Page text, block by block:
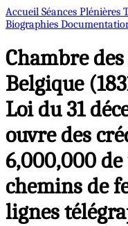
Accueil Séances Plénières
Biographies
Chambre
Belgique
Loi du 31
ouvre des
6,000,000
chemins de
lignes